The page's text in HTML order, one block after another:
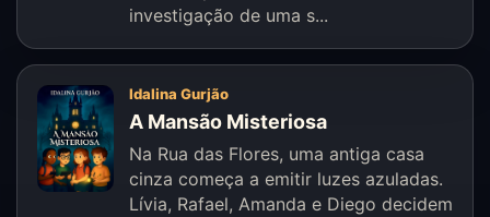
investigação de uma s...
Idalina Gurjão
A Mansão Misteriosa
Na Rua das Flores, uma antiga casa
cinza começa a emitir luzes azuladas.
Lívia, Rafael, Amanda e Diego decidem